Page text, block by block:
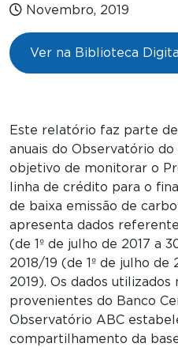
Novembro, 2019
Ver na Biblioteca Digital
Este relatório faz parte
anuais do Observatório
objetivo de monitorar o
linha de crédito para o
de baixa emissão de
apresenta dados
(de 1º de julho de 2017 a
2018/19 (de 1º de julho de
2019). Os dados utilizados
provenientes do Banco
Observatório ABC
compartilhamento da